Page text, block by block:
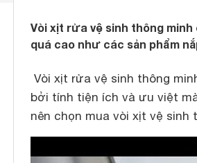
Vòi xịt rửa vệ sinh thông
quá cao như các sản phẩm
Vòi xịt rửa vệ sinh thông
bởi tính tiện ích và ưu việt
nên chọn mua vòi xịt vệ sinh